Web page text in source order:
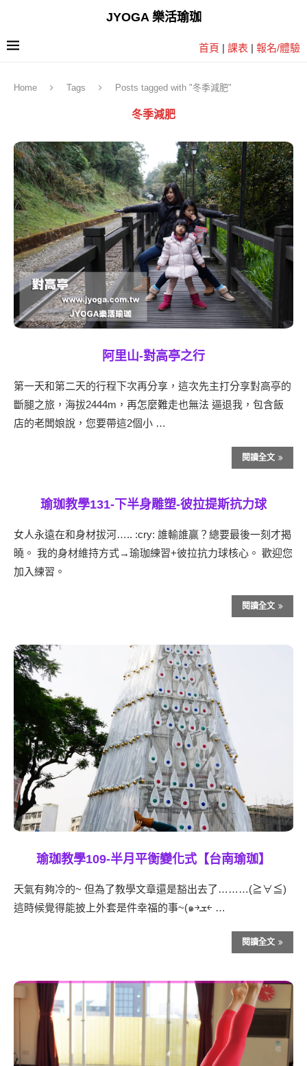
JYOGA 樂活瑜珈
首頁 | 課表 | 報名/體驗
Home Tags Posts tagged with "冬季減肥"
冬季減肥
阿里山-對高亭之行
第一天和第二天的行程下次再分享，這次先主打分享對高亭的
斷腿之旅，海拔2444m，再怎麼難走也無法 逼退我，包含飯
店的老闆娘說，您要帶這2個小 …
閱讀全文
瑜珈教學131-下半身雕塑-彼拉提斯抗力球
女人永遠在和身材拔河….. :cry: 誰輸誰贏？總要最後一刻才揭
曉。 我的身材維持方式→瑜珈練習+彼拉抗力球核心。 歡迎您
加入練習。
閱讀全文
瑜珈教學109-半月平衡變化式【台南瑜珈】
天氣有夠冷的~ 但為了教學文章還是豁出去了………(≧∀≦)
這時候覺得能披上外套是件幸福的事~(๑￫ܫ￩ …
閱讀全文